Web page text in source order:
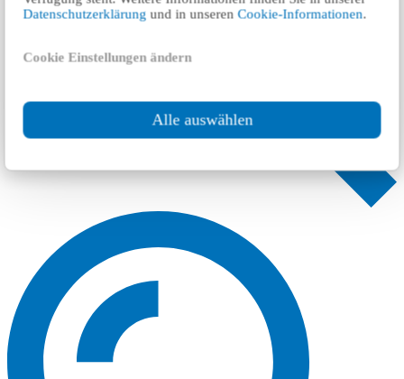
Datenschutzerklärung und in unserenCookie-Informationen.
Cookie Einstellungen ändern
Alle auswählen